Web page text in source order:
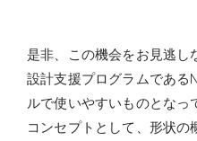
是非、この機会をお見逃し
設計支援プログラムである
ルで使いやすいものとなっ
コンセプトとして、形状の